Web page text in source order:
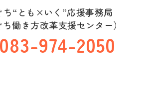
ち“とも×いく”応援事務局
ち働き方改革支援センター）
083-974-2050